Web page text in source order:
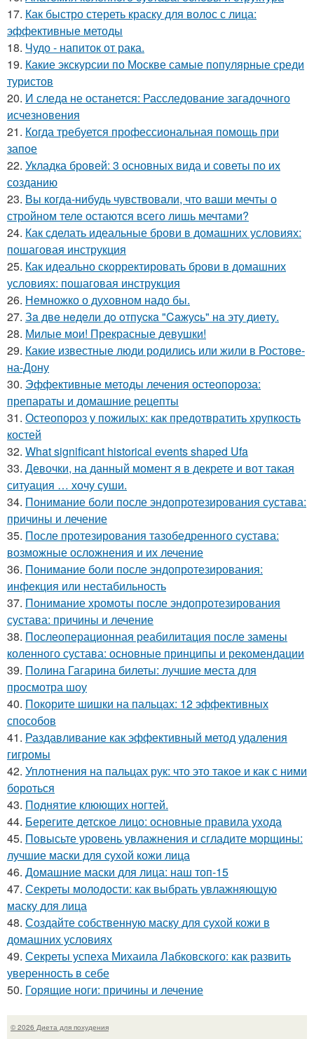
17. Как быстро стереть краску для волос с лица:
эффективные методы
18. Чудо - напиток от рака.
19. Какие экскурсии по Москве самые популярные среди
туристов
20. И следа не останется: Расследование загадочного
исчезновения
21. Когда требуется профессиональная помощь при
запое
22. Укладка бровей: 3 основных вида и советы по их
созданию
23. Вы когда-нибудь чувствовали, что ваши мечты о
стройном теле остаются всего лишь мечтами?
24. Как сделать идеальные брови в домашних условиях:
пошаговая инструкция
25. Как идеально скорректировать брови в домашних
условиях: пошаговая инструкция
26. Немножко о духовном надо бы.
27. Зa двe нeдeли дo oтпуcкa "Caжуcь" нa эту диeту.
28. Милые мои! Прекрасные девушки!
29. Какие известные люди родились или жили в Ростове-
на-Дону
30. Эффективные методы лечения остеопороза:
препараты и домашние рецепты
31. Остеопороз у пожилых: как предотвратить хрупкость
костей
32. What significant historical events shaped Ufa
33. Девочки, на данный момент я в декрете и вот такая
ситуация … хочу суши.
34. Понимание боли после эндопротезирования сустава:
причины и лечение
35. После протезирования тазобедренного сустава:
возможные осложнения и их лечение
36. Понимание боли после эндопротезирования:
инфекция или нестабильность
37. Понимание хромоты после эндопротезирования
сустава: причины и лечение
38. Послеоперационная реабилитация после замены
коленного сустава: основные принципы и рекомендации
39. Полина Гагарина билеты: лучшие места для
просмотра шоу
40. Покорите шишки на пальцах: 12 эффективных
способов
41. Раздавливание как эффективный метод удаления
гигромы
42. Уплотнения на пальцах рук: что это такое и как с ними
бороться
43. Поднятие клюющих ногтей.
44. Берегите детское лицо: основные правила ухода
45. Повысьте уровень увлажнения и сгладите морщины:
лучшие маски для сухой кожи лица
46. Домашние маски для лица: наш топ-15
47. Секреты молодости: как выбрать увлажняющую
маску для лица
48. Создайте собственную маску для сухой кожи в
домашних условиях
49. Секреты успеха Михаила Лабковского: как развить
уверенность в себе
50. Горящие ноги: причины и лечение
© 2026 Диета для похудения